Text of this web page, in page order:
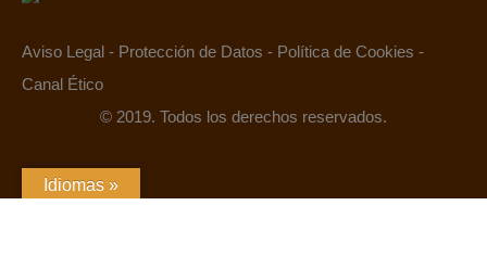
Aviso Legal - Protección de Datos - Política de Cookies -
Canal Ético
© 2019. Todos los derechos reservados.
Idiomas »